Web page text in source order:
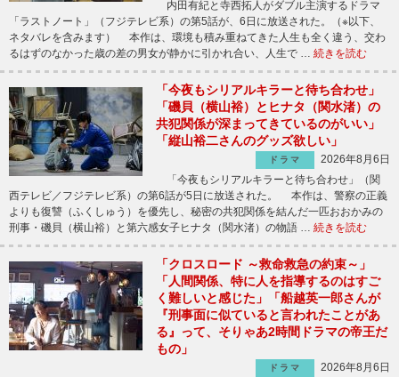
内田有紀と寺西拓人がダブル主演するドラマ
「ラストノート」（フジテレビ系）の第5話が、6日に放送された。（※以下、
ネタバレを含みます） 本作は、環境も積み重ねてきた人生も全く違う、交わ
るはずのなかった歳の差の男女が静かに引かれ合い、人生で … 続きを読む
「今夜もシリアルキラーと待ち合わせ」
「磯貝（横山裕）とヒナタ（関水渚）の
共犯関係が深まってきているのがいい」
「縦山裕二さんのグッズ欲しい」
ドラマ
2026年8月6日
「今夜もシリアルキラーと待ち合わせ」（関
西テレビ／フジテレビ系）の第6話が5日に放送された。 本作は、警察の正義
よりも復讐（ふくしゅう）を優先し、秘密の共犯関係を結んだ一匹おおかみの
刑事・磯貝（横山裕）と第六感女子ヒナタ（関水渚）の物語 … 続きを読む
「クロスロード ～救命救急の約束～」
「人間関係、特に人を指導するのはすご
く難しいと感じた」「船越英一郎さんが
『刑事面に似ていると言われたことがあ
る』って、そりゃあ2時間ドラマの帝王だ
もの」
ドラマ
2026年8月6日